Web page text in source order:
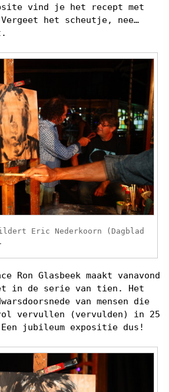
vind je het recept met
het scheutje, nee…
Eric Nederkoorn (Dagblad
Ron Glasbeek maakt vanavond
in de serie van tien. Het
van mensen die
vervullen (vervulden) in 25
jubileum expositie dus!